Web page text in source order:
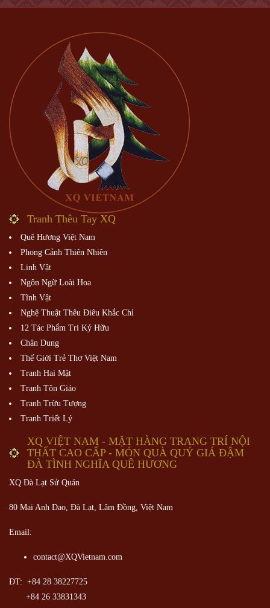
Tranh Thêu Tay XQ
Quê Hương Việt Nam
Phong Cảnh Thiên Nhiên
Linh Vật
Ngôn Ngữ Loài Hoa
Tĩnh Vật
Nghệ Thuật Thêu Điêu Khắc Chỉ
12 Tác Phẩm Tri Kỷ Hữu
Chân Dung
Thế Giới Trẻ Thơ Việt Nam
Tranh Hai Mặt
Tranh Tôn Giáo
Tranh Trừu Tượng
Tranh Triết Lý
XQ VIỆT NAM - MẶT HÀNG TRANG TRÍ NỘI
THẤT CAO CẤP - MÓN QUÀ QUÝ GIÁ ĐẬM
ĐÀ TÌNH NGHĨA QUÊ HƯƠNG
XQ Đà Lạt Sử Quán
80 Mai Anh Dao, Đà Lạt, Lâm Đồng, Việt Nam
Email:
contact@XQVietnam.com
ĐT: +84 28 38227725
+84 26 33831343